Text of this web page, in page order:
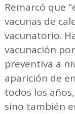
Remarcó que
vacunas de
vacunatorio.
vacunación
preventiva a
aparición de
todos los
sino también